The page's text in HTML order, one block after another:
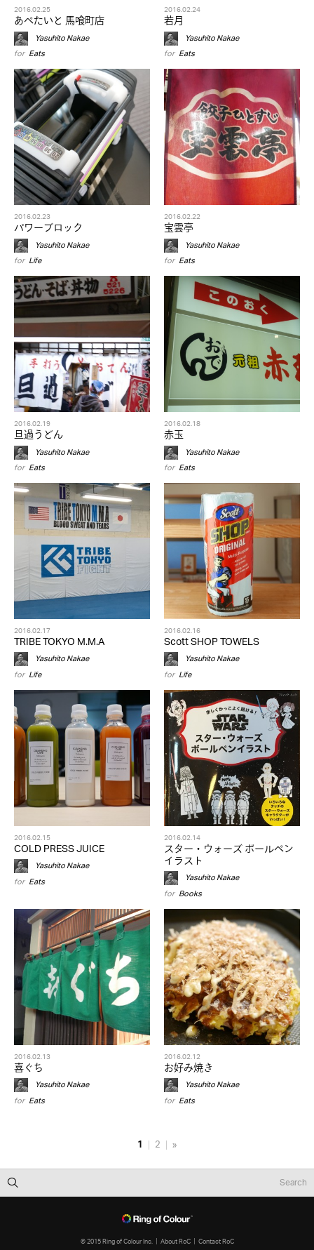
2016.02.25
あぺたいと 馬喰町店
Yasuhito Nakae
for Eats
2016.02.24
若月
Yasuhito Nakae
for Eats
2016.02.23
パワーブロック
Yasuhito Nakae
for Life
2016.02.22
宝雲亭
Yasuhito Nakae
for Eats
2016.02.19
旦過うどん
Yasuhito Nakae
for Eats
2016.02.18
赤玉
Yasuhito Nakae
for Eats
2016.02.17
TRIBE TOKYO M.M.A
Yasuhito Nakae
for Life
2016.02.16
Scott SHOP TOWELS
Yasuhito Nakae
for Life
2016.02.15
COLD PRESS JUICE
Yasuhito Nakae
for Eats
2016.02.14
スター・ウォーズ ボールペン
イラスト
Yasuhito Nakae
for Books
2016.02.13
喜ぐち
Yasuhito Nakae
for Eats
2016.02.12
お好み焼き
Yasuhito Nakae
for Eats
1 2 »
© 2015 Ring of Colour Inc. About RoC Contact RoC